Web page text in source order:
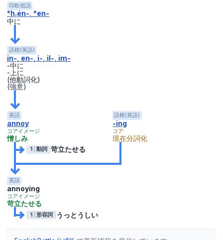
印欧祖語
*h₁én-, *en-
中に
語根(英語)
in-, en-, i-, il-, im-
-中に
-上に
(他動詞化)
(強意)
英語
annoy
コアイメージ
憎しみ
1 動詞 苛立たせる
語根(英語)
-ing
コア
現在分詞化
英語
annoying
コアイメージ
苛立たせる
1 形容詞 うっとうしい